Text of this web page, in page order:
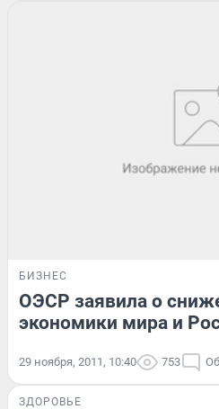
БИЗНЕС
ОЭСР заявила о
экономики мира и
29 ноября, 2011, 10:40 753
ЗДОРОВЬЕ